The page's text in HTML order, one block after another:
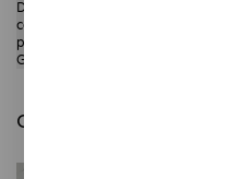
Del 26 de abril al 31 de mayo
compras pero no las recibiréis
podéis pasar por mi estudio, en
Gracias y disculpad las molestias
Quizás te guste